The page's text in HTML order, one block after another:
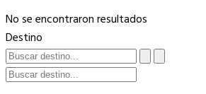
No se encontraron resultados
Destino